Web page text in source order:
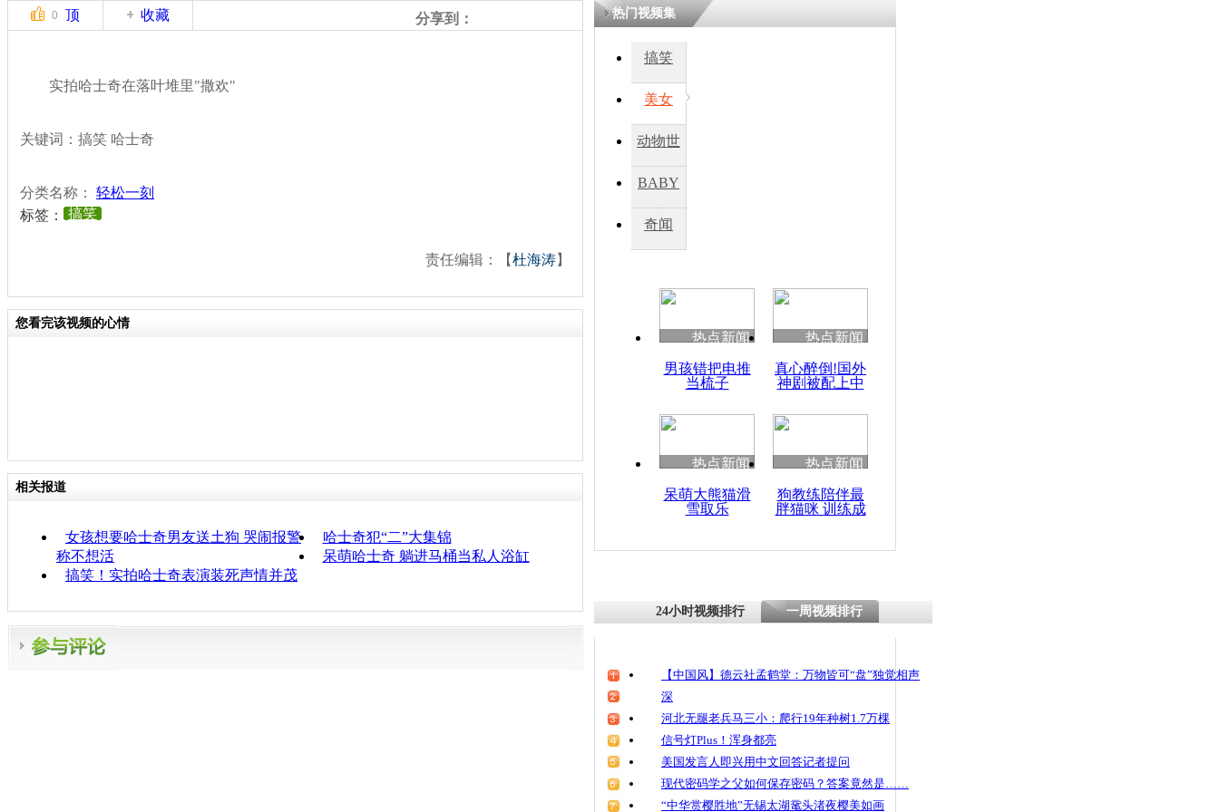
0 顶 收藏 分享到：
实拍哈士奇在落叶堆里"撒欢"
关键词：搞笑 哈士奇
分类名称： 轻松一刻
标签：
搞笑
责任编辑：【杜海涛】
您看完该视频的心情
相关报道
女孩想要哈士奇男友送土狗 哭闹报警
称不想活
哈士奇犯“二”大集锦
呆萌哈士奇 躺进马桶当私人浴缸
搞笑！实拍哈士奇表演装死声情并茂
热门视频集
搞笑
美女
动物世
BABY
秀
奇闻
热点新闻
男孩错把电推
当梳子
热点新闻
真心醉倒!国外
神剧被配上中
热点新闻
呆萌大熊猫滑
雪取乐
热点新闻
狗教练陪伴最
胖猫咪 训练成
24小时视频排行 一周视频排行
【中国风】德云社孟鹤堂：万物皆可“盘”独觉相声
深
河北无腿老兵马三小：爬行19年种树1.7万棵
信号灯Plus！浑身都亮
美国发言人即兴用中文回答记者提问
现代密码学之父如何保存密码？答案竟然是……
“中华赏樱胜地”无锡太湖鼋头渚夜樱美如画